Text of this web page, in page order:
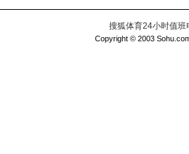
搜狐体育24小时值
Copyright © 2003